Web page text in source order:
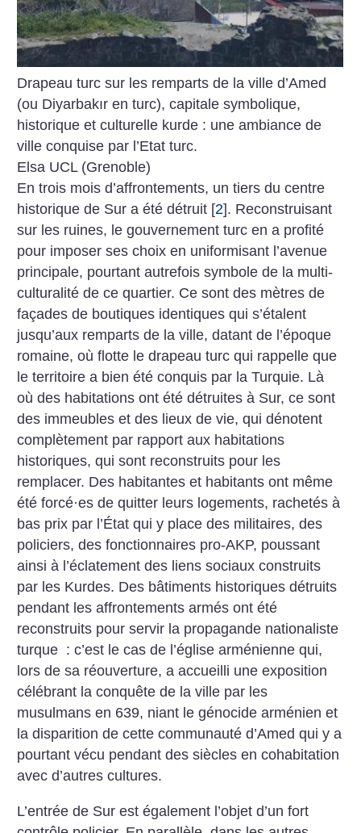
Drapeau turc sur les remparts de la ville d’Amed
(ou Diyarbakır en turc), capitale symbolique,
historique et culturelle kurde : une ambiance de
ville conquise par l’Etat turc.
Elsa UCL (Grenoble)
En trois mois d’affrontements, un tiers du centre
historique de Sur a été détruit [2]. Reconstruisant
sur les ruines, le gouvernement turc en a profité
pour imposer ses choix en uniformisant l’avenue
principale, pourtant autrefois symbole de la multi-
culturalité de ce quartier. Ce sont des mètres de
façades de boutiques identiques qui s’étalent
jusqu’aux remparts de la ville, datant de l’époque
romaine, où flotte le drapeau turc qui rappelle que
le territoire a bien été conquis par la Turquie. Là
où des habitations ont été détruites à Sur, ce sont
des immeubles et des lieux de vie, qui dénotent
complètement par rapport aux habitations
historiques, qui sont reconstruits pour les
remplacer. Des habitantes et habitants ont même
été forcé·es de quitter leurs logements, rachetés à
bas prix par l’État qui y place des militaires, des
policiers, des fonctionnaires pro-AKP, poussant
ainsi à l’éclatement des liens sociaux construits
par les Kurdes. Des bâtiments historiques détruits
pendant les affrontements armés ont été
reconstruits pour servir la propagande nationaliste
turque : c’est le cas de l’église arménienne qui,
lors de sa réouverture, a accueilli une exposition
célébrant la conquête de la ville par les
musulmans en 639, niant le génocide arménien et
la disparition de cette communauté d’Amed qui y a
pourtant vécu pendant des siècles en cohabitation
avec d’autres cultures.
L’entrée de Sur est également l’objet d’un fort